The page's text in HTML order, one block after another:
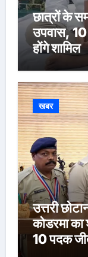
छात्रों के
उपवास, 10
होंगे शामिल
खबर
उत्तरी
कोडरमा का
10 पदक